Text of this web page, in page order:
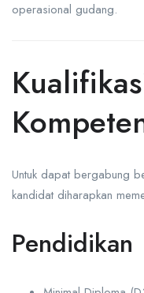
operasional gudang.
Untuk dapat bergabung
kandidat diharapkan
Pendidikan